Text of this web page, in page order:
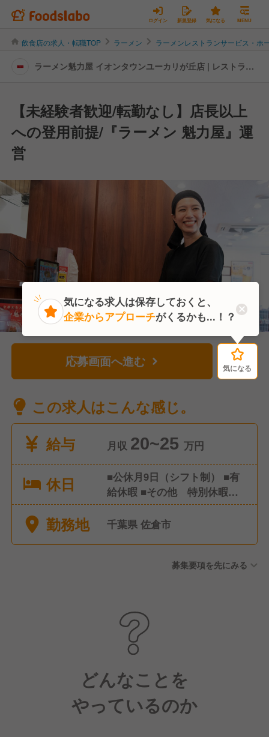
ログイン 新規登録 気になる MENU
飲食店の求人・転職TOP ラーメン ラーメンレストランサービス・ホ
ラーメン魁力屋 イオンタウンユーカリが丘店 | レストラン
【未経験者歓迎/転勤なし】店長以上
への登用前提/『ラーメン 魁力屋』運
営
応募画面へ進む 気になる
この求人はこんな感じ。
給与
月収 20~25 万円
休日
■公休月9日（シフト制） ■有
給休暇 ■その他 特別休暇な
ど ※年間休日107日
勤務地 千葉県 佐倉市
募集要項を先にみる
どんなことを
やっているのか
気になる
気になる求人は保存しておくと、
企業からアプローチがくるかも...！？